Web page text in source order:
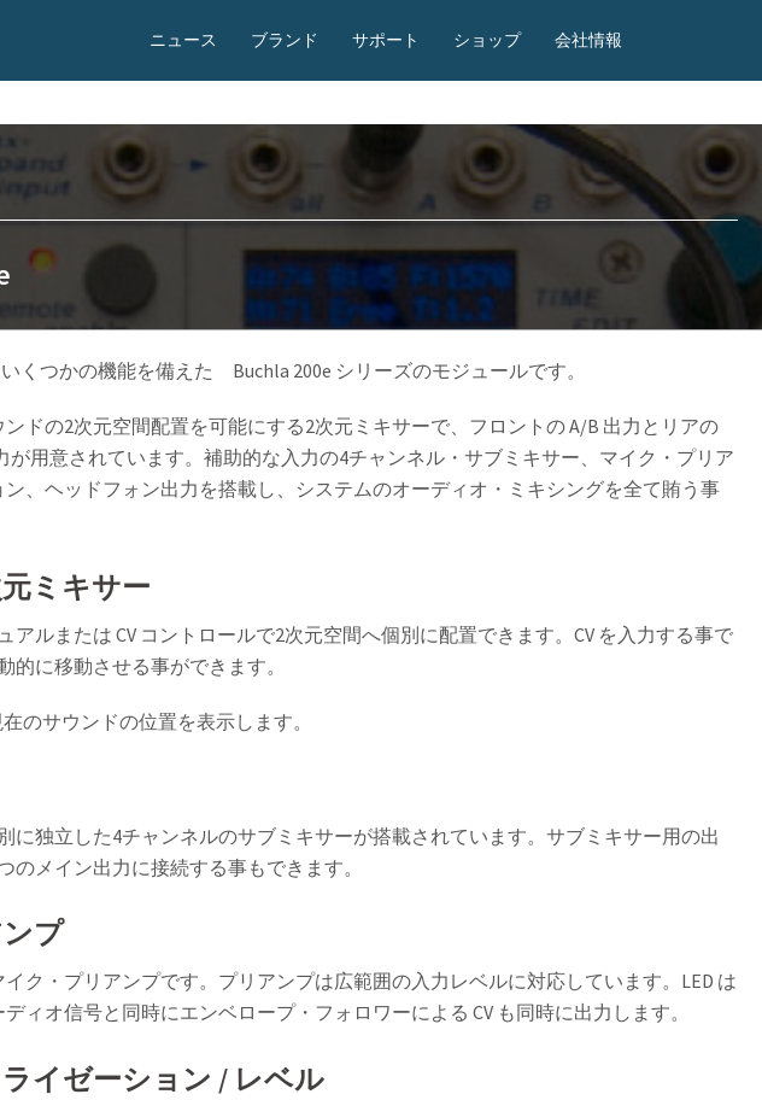
ニュース ブランド サポート ショップ 会社情報
くつかの機能を備えた Buchla 200e シリーズのモジュールです。
ドの2次元空間配置を可能にする2次元ミキサーで、フロントの A/B 出力とリアの
が用意されています。補助的な入力の4チャンネル・サブミキサー、マイク・プリア
、ヘッドフォン出力を搭載し、システムのオーディオ・ミキシングを全て賄う事
ミキサー
アルまたは CV コントロールで2次元空間へ個別に配置できます。CV を入力する事で
的に移動させる事ができます。
のサウンドの位置を表示します。
に独立した4チャンネルのサブミキサーが搭載されています。サブミキサー用の出
のメイン出力に接続する事もできます。
プ
ク・プリアンプです。プリアンプは広範囲の入力レベルに対応しています。LED は
ィオ信号と同時にエンベロープ・フォロワーによる CV も同時に出力します。
イゼーション / レベル